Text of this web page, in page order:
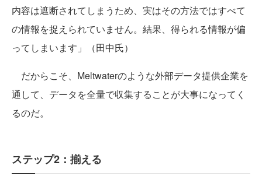
内容は遮断されてしまうため、実はその方法ではすべて
の情報を捉えられていません。結果、得られる情報が偏
ってしまいます」（田中氏）
だからこそ、Meltwaterのような外部データ提供企業を
通して、データを全量で収集することが大事になってく
るのだ。
ステップ2：揃える